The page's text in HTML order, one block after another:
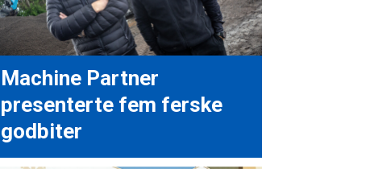
Machine Partner
presenterte fem ferske
godbiter